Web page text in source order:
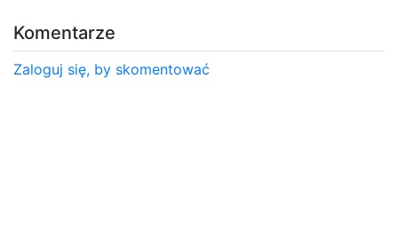
Komentarze
Zaloguj się, by skomentować